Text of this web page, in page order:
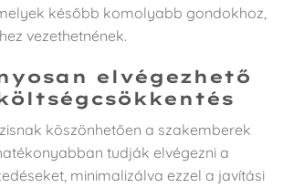
később komolyabb gondokhoz,
vezethetnének.
elvégezhető
köszönhetően a szakemberek
tudják elvégezni a
minimalizálva ezzel a javítási